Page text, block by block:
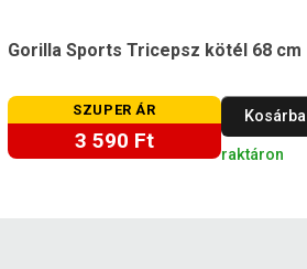
Gorilla Sports Tricepsz kötél 68 cm
SZUPER ÁR
3 590 Ft
Kosárba
raktáron